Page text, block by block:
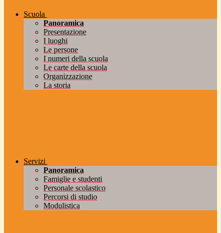
Scuola
Panoramica
Presentazione
I luoghi
Le persone
I numeri della scuola
Le carte della scuola
Organizzazione
La storia
Servizi
Panoramica
Famiglie e studenti
Personale scolastico
Percorsi di studio
Modulistica